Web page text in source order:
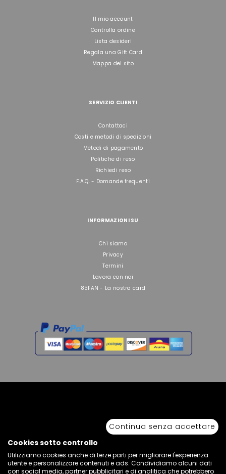
Il mio account
Controlla ordine
Lista desideri
Regala una Gift Card
Mappa del sito
SERVIZIO CLIENTI
Contattaci
Costi e metodi di spedizioni
Metodi di pagamento
Politiche di reso
Richiedi reso
F.A.Q. - Domande frequenti
INFORMAZIONI SU
Chi siamo
Privacy
Termini
Lavora con noi
85FAN - La nostra card
anche parziale.
Via Piave Km 68,600 • 04100 Latina, Italia | P.IVA 01222400598 • N° REA LT -
77855
Continua senza accettare
Cookies sotto controllo
Utilizziamo cookies anche di terze parti per migliorare l'esperienza
utente e personalizzare contenuti e ads. Condividiamo alcuni dati
con social media, partner pubblicitari e di analitica che potrebbero